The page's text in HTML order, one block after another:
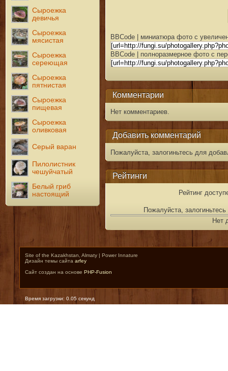
Сыроежка
девичья
Сыроежка
мясистая
Сыроежка
сереющая
Сыроежка
пятнистая
Сыроежка
пищевая
Сыроежка
оливковая
Серый варан
Пилолистник
чешуйчатый
Белый гриб
настоящий
BBCode | миниатюра фото с
BBCode | полноразмерное фото с
Комментарии
Нет комментариев.
Добавить комментарий
Пожалуйста, залогиньтесь для
Рейтинги
Рейтинг
Пожалуйста,
Нет
Site of the Kazakhstan, Almaty | Power Innature
Дизайн темы сайта arfey
Сайт создан на основе PHP-Fusion
Время загрузки: 0.05 секунд